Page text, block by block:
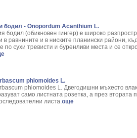
бодил - Onopordum Acanthium L.
бодил (обикновен гингер) е широко
равнините и в ниските планински райони,
по сухи тревисти и буренливи места и се
phlomoides L.
phlomoides L. Двегодишни мъхесто
само листната розетка, а през втората
листа.още